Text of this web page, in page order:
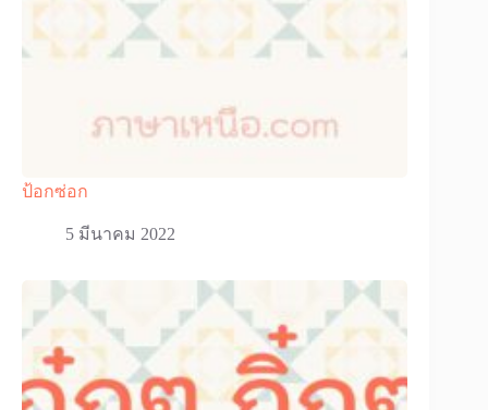
ป้อกซ่อก
5 มีนาคม 2022